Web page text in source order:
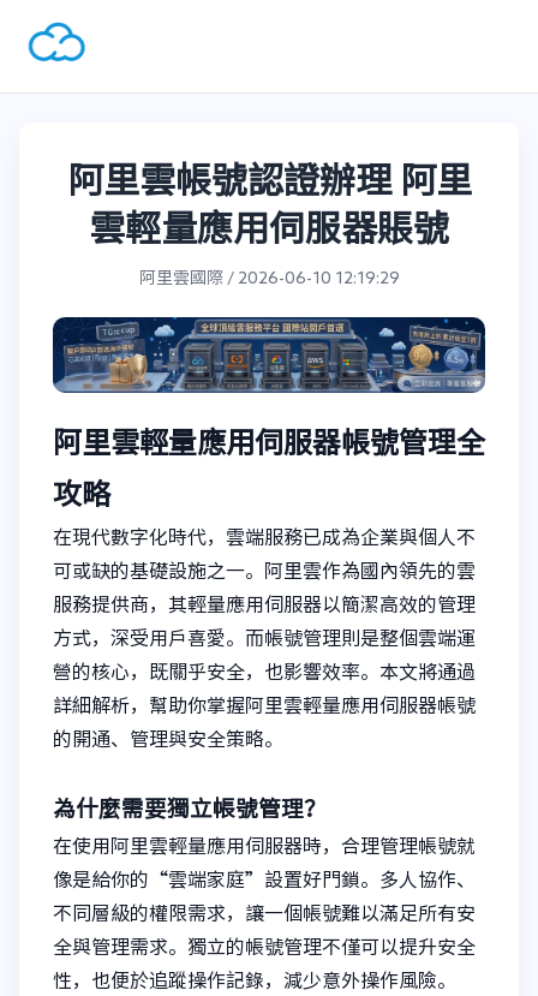
阿里雲帳號認證辦理 阿里
雲輕量應用伺服器賬號
阿里雲國際 / 2026-06-10 12:19:29
阿里雲輕量應用伺服器帳號管理全
攻略
在現代數字化時代，雲端服務已成為企業與個人不
可或缺的基礎設施之一。阿里雲作為國內領先的雲
服務提供商，其輕量應用伺服器以簡潔高效的管理
方式，深受用戶喜愛。而帳號管理則是整個雲端運
營的核心，既關乎安全，也影響效率。本文將通過
詳細解析，幫助你掌握阿里雲輕量應用伺服器帳號
的開通、管理與安全策略。
為什麼需要獨立帳號管理？
在使用阿里雲輕量應用伺服器時，合理管理帳號就
像是給你的“雲端家庭”設置好門鎖。多人協作、
不同層級的權限需求，讓一個帳號難以滿足所有安
全與管理需求。獨立的帳號管理不僅可以提升安全
性，也便於追蹤操作記錄，減少意外操作風險。